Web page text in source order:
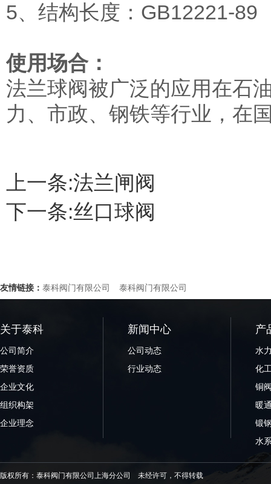
5、结构长度：GB12221-89
使用场合：
法兰球阀被广泛的应用在石
力、市政、钢铁等行业，在
上一条:法兰闸阀
下一条:丝口球阀
友情链接： 泰科阀门有限公司 泰科阀门有限公司
关于泰科
公司简介
荣誉资质
企业文化
组织构架
企业理念
新闻中心
公司动态
行业动态
产
水
化
铜
暖
锻
水
版权所有：泰科阀门有限公司上海分公司 未经许可，不得转载